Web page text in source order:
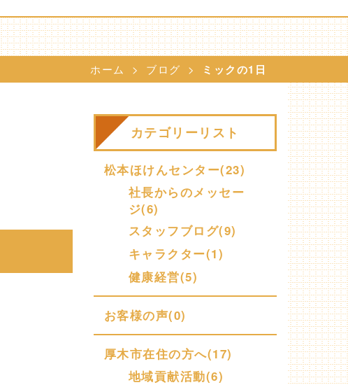
ホーム ブログ ミックの1日
カテゴリーリスト
松本ほけんセンター(23)
社長からのメッセー
ジ(6)
スタッフブログ(9)
キャラクター(1)
健康経営(5)
お客様の声(0)
厚木市在住の方へ(17)
地域貢献活動(6)